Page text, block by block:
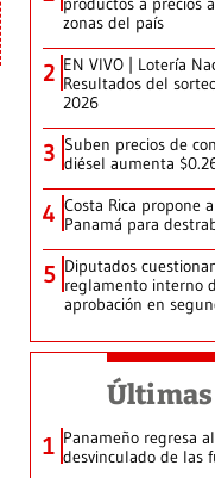
zonas del país
2 EN VIVO | Lotería
Resultados del
2026
3 Suben precios de
diésel aumenta
4 Costa Rica propone
Panamá para
5 Diputados
reglamento interno
aprobación en
1 Panameño regresa
desvinculado de las